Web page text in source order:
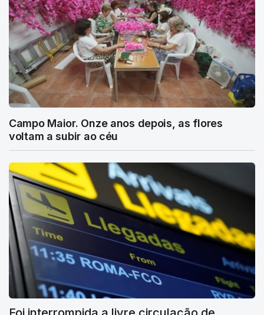
Campo Maior. Onze anos depois, as flores
voltam a subir ao céu